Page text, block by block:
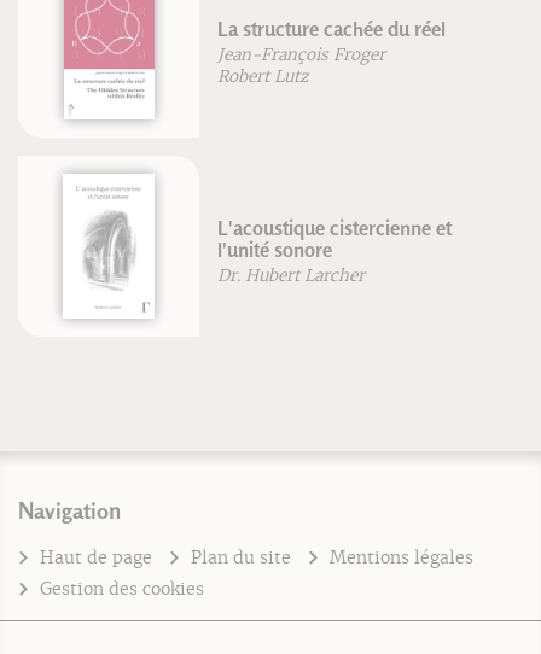
La structure cachée du réel
Jean-François Froger
Robert Lutz
L'acoustique cistercienne et
l'unité sonore
Dr. Hubert Larcher
Navigation
Haut de page Plan du site
Mentions légales
Gestion des cookies